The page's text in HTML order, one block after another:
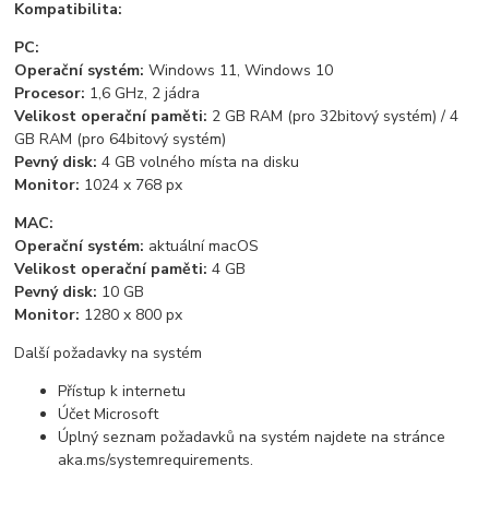
Kompatibilita:
PC:
Operační systém: Windows 11, Windows 10
Procesor: 1,6 GHz, 2 jádra
Velikost operační paměti: 2 GB RAM (pro 32bitový systém) / 4
GB RAM (pro 64bitový systém)
Pevný disk: 4 GB volného místa na disku
Monitor: 1024 x 768 px
MAC:
Operační systém: aktuální macOS
Velikost operační paměti: 4 GB
Pevný disk: 10 GB
Monitor: 1280 x 800 px
Další požadavky na systém
Přístup k internetu
Účet Microsoft
Úplný seznam požadavků na systém najdete na stránce
aka.ms/systemrequirements.